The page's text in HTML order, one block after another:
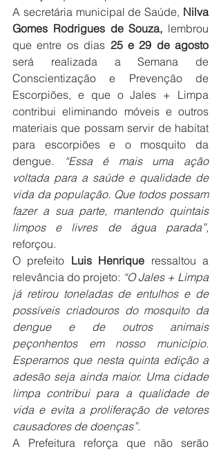
A secretária municipal de Saúde, Nilva
Gomes Rodrigues de Souza, lembrou
que entre os dias 25 e 29 de agosto
será realizada a Semana de
Conscientização e Prevenção de
Escorpiões, e que o Jales + Limpa
contribui eliminando móveis e outros
materiais que possam servir de habitat
para escorpiões e o mosquito da
dengue.
“Essa é mais uma ação
voltada para a saúde e qualidade de
vida da população. Que todos possam
fazer a sua parte, mantendo quintais
limpos e livres de água parada”,
reforçou.
O prefeito Luis Henrique ressaltou a
relevância do projeto: “O Jales + Limpa
já retirou toneladas de entulhos e de
possíveis criadouros do mosquito da
dengue e de outros animais
peçonhentos em nosso município.
Esperamos que nesta quinta edição a
adesão seja ainda maior. Uma cidade
limpa contribui para a qualidade de
vida e evita a proliferação de vetores
causadores de doenças”.
A Prefeitura reforça que não serão